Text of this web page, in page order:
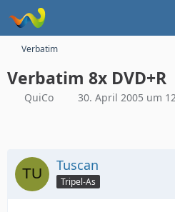
Verbatim
Verbatim 8x DVD+R
QuiCo 30. April 2005 um
Tuscan
Tripel-As